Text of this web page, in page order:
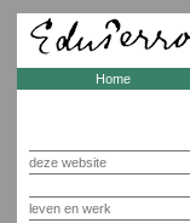
Home
deze website
leven en werk